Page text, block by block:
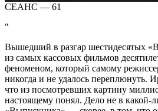
СЕАНС — 61
Вышедший в разгар шестидесятых
из самых кассовых фильмов
феноменом, который самому
никогда и не удалось переплюнуть.
что из посмотревших картину
настоящему понял. Дело не в какой-